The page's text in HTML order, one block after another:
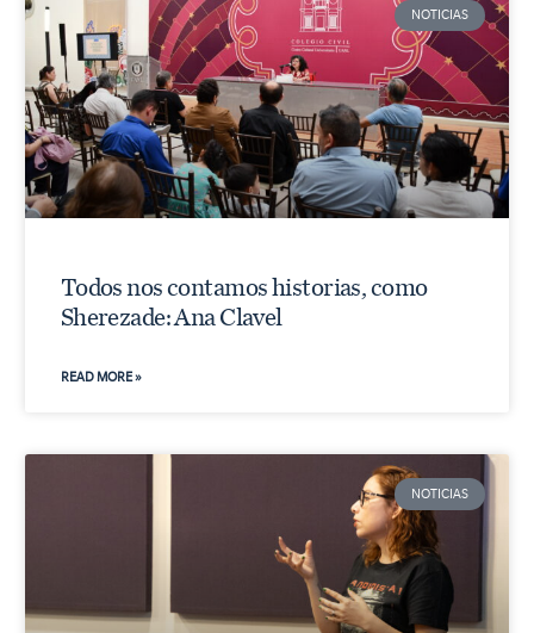
NOTICIAS
Todos nos contamos historias, como
Sherezade: Ana Clavel
READ MORE »
NOTICIAS